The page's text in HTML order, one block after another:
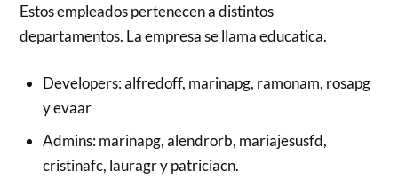
Estos empleados pertenecen a distintos
departamentos. La empresa se llama educatica.
Developers: alfredoff, marinapg, ramonam, rosapg
y evaar
Admins: marinapg, alendrorb, mariajesusfd,
cristinafc, lauragr y patriciacn.